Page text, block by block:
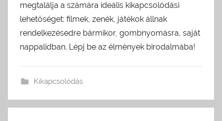
megtalálja a számára ideális kikapcsolódási
lehetőséget: filmek, zenék, játékok állnak
rendelkezésedre bármikor, gombnyomásra, saját
nappalidban. Lépj be az élmények birodalmába!
Kikapcsolódás